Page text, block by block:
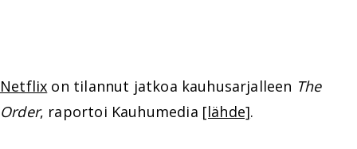
Netflix on tilannut jatkoa kauhusarjalleen The
Order, raportoi Kauhumedia [lähde].